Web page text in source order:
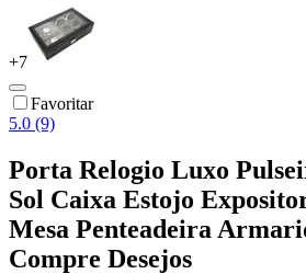
+7
Favoritar
5.0 (9)
Porta Relogio Luxo
Sol Caixa Estojo
Mesa Penteadeira
Compre Desejos